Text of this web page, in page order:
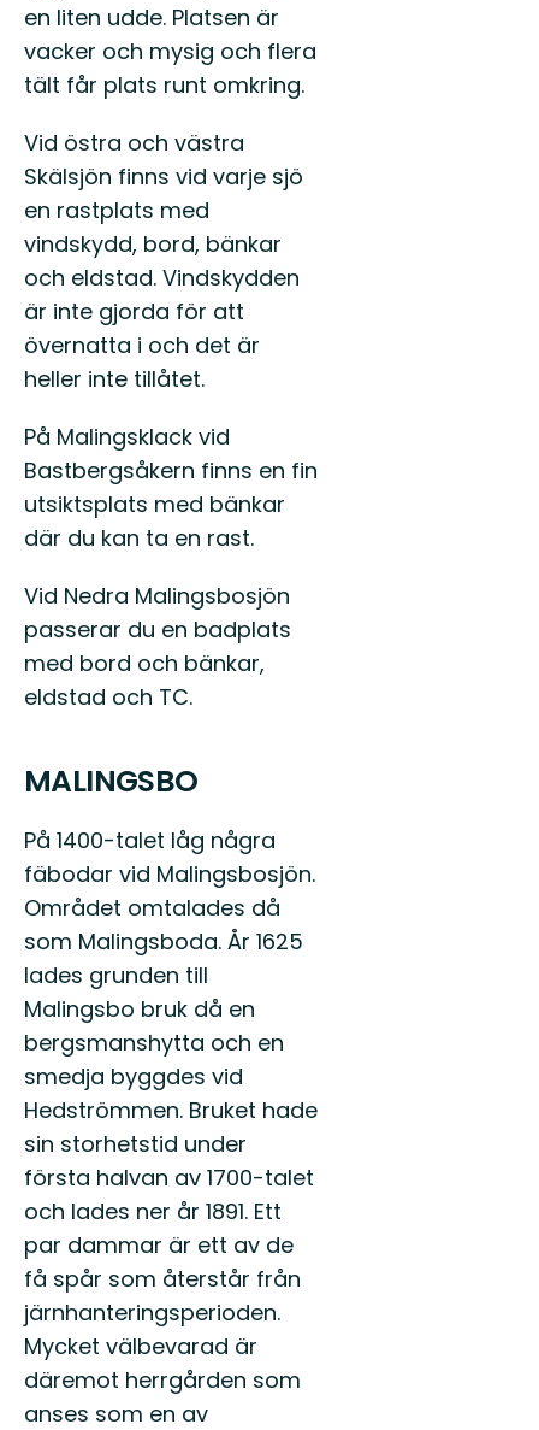
en liten udde. Platsen är
vacker och mysig och flera
tält får plats runt omkring.
Vid östra och västra
Skälsjön finns vid varje sjö
en rastplats med
vindskydd, bord, bänkar
och eldstad. Vindskydden
är inte gjorda för att
övernatta i och det är
heller inte tillåtet.
På Malingsklack vid
Bastbergsåkern finns en fin
utsiktsplats med bänkar
där du kan ta en rast.
Vid Nedra Malingsbosjön
passerar du en badplats
med bord och bänkar,
eldstad och TC.
MALINGSBO
På 1400-talet låg några
fäbodar vid Malingsbosjön.
Området omtalades då
som Malingsboda. År 1625
lades grunden till
Malingsbo bruk då en
bergsmanshytta och en
smedja byggdes vid
Hedströmmen. Bruket hade
sin storhetstid under
första halvan av 1700-talet
och lades ner år 1891. Ett
par dammar är ett av de
få spår som återstår från
järnhanteringsperioden.
Mycket välbevarad är
däremot herrgården som
anses som en av